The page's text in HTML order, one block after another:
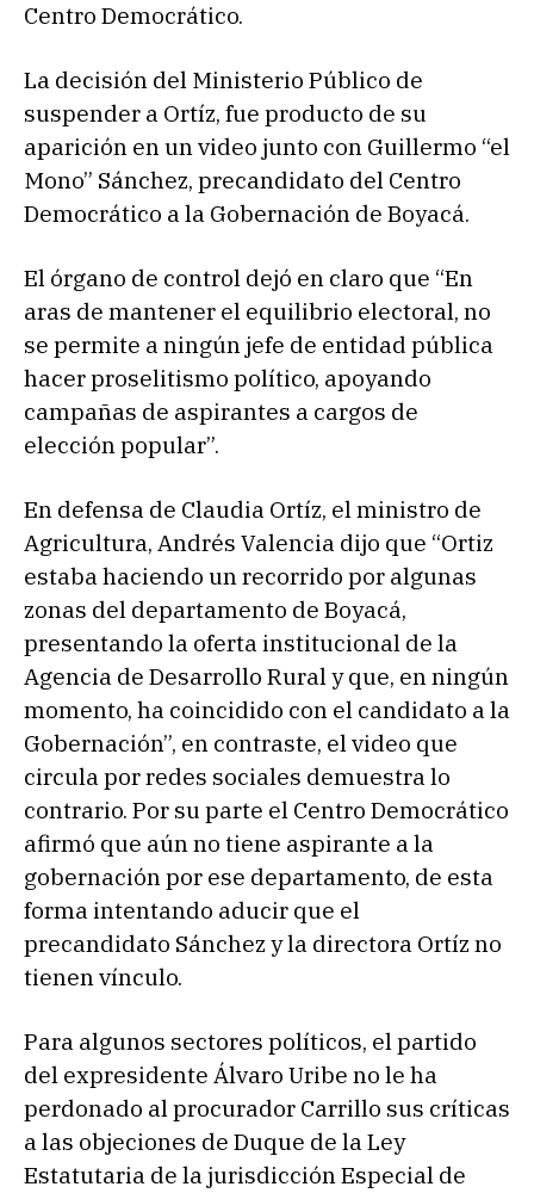
Centro Democrático.
La decisión del Ministerio Público de
suspender a Ortíz, fue producto de su
aparición en un video junto con Guillermo “el
Mono” Sánchez, precandidato del Centro
Democrático a la Gobernación de Boyacá.
El órgano de control dejó en claro que “En
aras de mantener el equilibrio electoral, no
se permite a ningún jefe de entidad pública
hacer proselitismo político, apoyando
campañas de aspirantes a cargos de
elección popular”.
En defensa de Claudia Ortíz, el ministro de
Agricultura, Andrés Valencia dijo que “Ortiz
estaba haciendo un recorrido por algunas
zonas del departamento de Boyacá,
presentando la oferta institucional de la
Agencia de Desarrollo Rural y que, en ningún
momento, ha coincidido con el candidato a la
Gobernación”, en contraste, el video que
circula por redes sociales demuestra lo
contrario. Por su parte el Centro Democrático
afirmó que aún no tiene aspirante a la
gobernación por ese departamento, de esta
forma intentando aducir que el
precandidato Sánchez y la directora Ortíz no
tienen vínculo.
Para algunos sectores políticos, el partido
del expresidente Álvaro Uribe no le ha
perdonado al procurador Carrillo sus críticas
a las objeciones de Duque de la Ley
Estatutaria de la jurisdicción Especial de